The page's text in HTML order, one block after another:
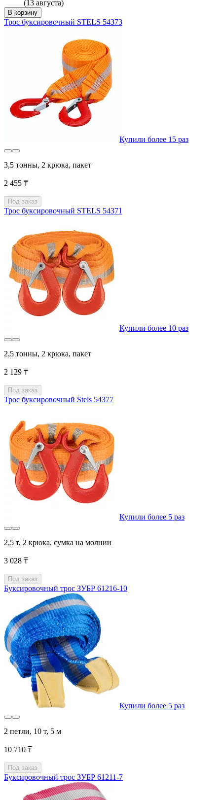
(13 августа)
В корзину
Трос буксировочный STELS 54373
Купили более 15 раз
3,5 тонны, 2 крюка, пакет
2 455 ₸
Под заказ
Трос буксировочный STELS 54371
Купили более 10 раз
2,5 тонны, 2 крюка, пакет
2 129 ₸
Под заказ
Трос буксировочный Stels 54377
Купили более 5 раз
2,5 т, 2 крюка, сумка на молнии
3 028 ₸
Под заказ
Буксировочный трос ЗУБР 61216-10
Купили более 5 раз
2 петли, 10 т, 5 м
10 710 ₸
Под заказ
Буксировочный трос ЗУБР 61211-7